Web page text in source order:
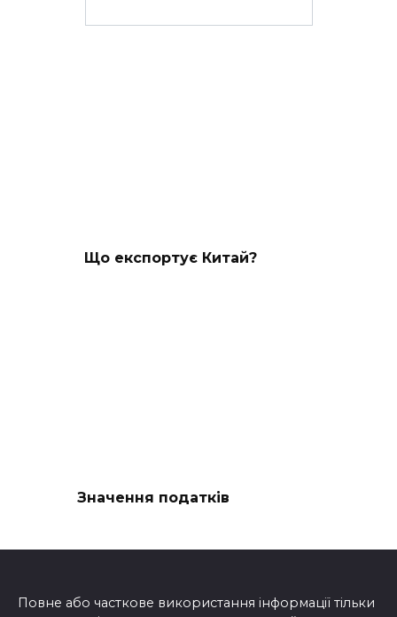
Що експортує Китай?
Значення податків
Повне або часткове використання інформації тільки